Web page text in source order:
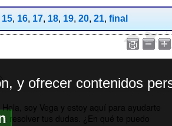
15, 16, 17, 18, 19, 20, 21, final
y ofrecer contenidos